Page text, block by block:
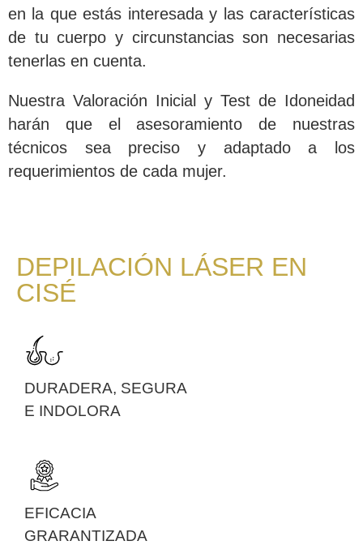
en la que estás interesada y las características
de tu cuerpo y circunstancias son necesarias
tenerlas en cuenta.
Nuestra Valoración Inicial y Test de Idoneidad
harán que el asesoramiento de nuestras
técnicos sea preciso y adaptado a los
requerimientos de cada mujer.
DEPILACIÓN LÁSER EN
CISÉ
DURADERA, SEGURA
E INDOLORA
EFICACIA
GRARANTIZADA